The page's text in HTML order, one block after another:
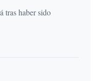
tras haber sido